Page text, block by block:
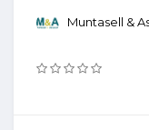
Muntasell &